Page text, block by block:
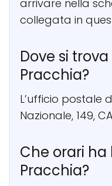
arrivare nella
collegata in
Dove si
Pracchia?
L’ufficio postale
Nazionale, 149,
Che orari ha
Pracchia?